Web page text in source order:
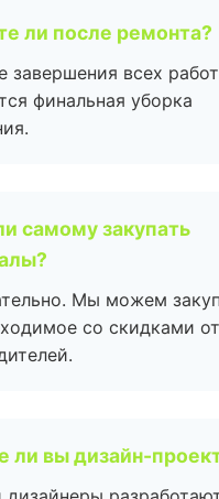
ли после ремонта?
завершения всех работ
финальная уборка
самому закупать
Мы можем
со скидками от
ли вы дизайн-